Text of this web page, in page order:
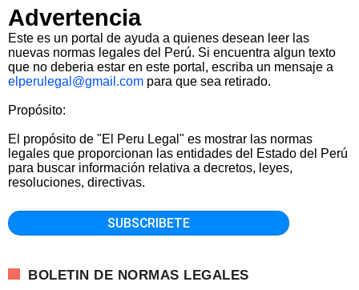
Advertencia
Este es un portal de ayuda a quienes desean leer las
nuevas normas legales del Perú. Si encuentra algun texto
que no deberia estar en este portal, escriba un mensaje a
elperulegal@gmail.com para que sea retirado.
Propósito:
El propósito de "El Peru Legal" es mostrar las normas
legales que proporcionan las entidades del Estado del Perú
para buscar información relativa a decretos, leyes,
resoluciones, directivas.
BOLETIN DE NORMAS LEGALES